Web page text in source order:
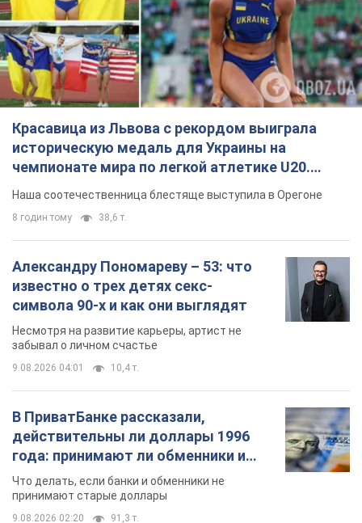
чемпионате мира по легкой атлетике U20.
Видео
Наша соотечественница блестяще выступила в Орегоне
8 годин тому 38,6 т.
Александру Пономареву – 53: что
известно о трех детях секс-
символа 90-х и как они выглядят
Несмотря на развитие карьеры, артист не
действительны ли доллары 1996
года: принимают ли обменники и
банки такие купюры
принимают старые доллары